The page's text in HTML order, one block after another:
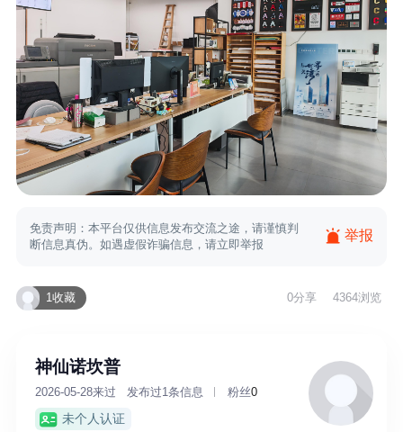
免责声明：本平台仅供信息发布交流之途，请谨慎判
断信息真伪。如遇虚假诈骗信息，请立即举报
举报
1收藏 0分享 4364浏览
神仙诺坎普
2026-05-28来过 发布过1条信息 粉丝0
未个人认证